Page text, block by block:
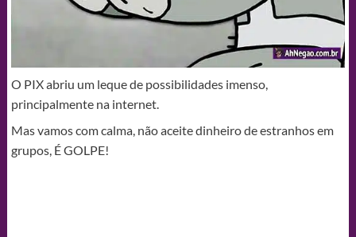
O PIX abriu um leque de possibilidades imenso,
principalmente na internet.
Mas vamos com calma, não aceite dinheiro de estranhos em
grupos, É GOLPE!